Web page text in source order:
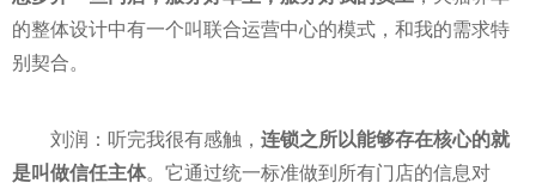
的整体设计中有一个叫联合运营中心的模式，和我的需求特
别契合。
刘润：听完我很有感触， 连锁之所以能够存在核心的就
是叫做信任主体。它通过统一标准做到所有门店的信息对